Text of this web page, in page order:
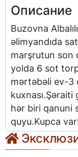
Описание
Buzovna
əlimyandıda
marşrutun son
yolda 6 sot
mərtəbəli ev-3
hər biri qanuni
quyu.Kupca